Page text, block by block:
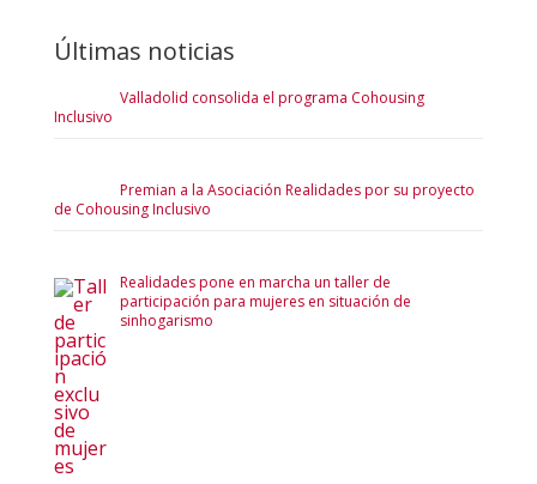
Últimas noticias
Valladolid consolida el programa Cohousing
Inclusivo
Premian a la Asociación Realidades por su proyecto
de Cohousing Inclusivo
Realidades pone en marcha un taller de
participación para mujeres en situación de
sinhogarismo